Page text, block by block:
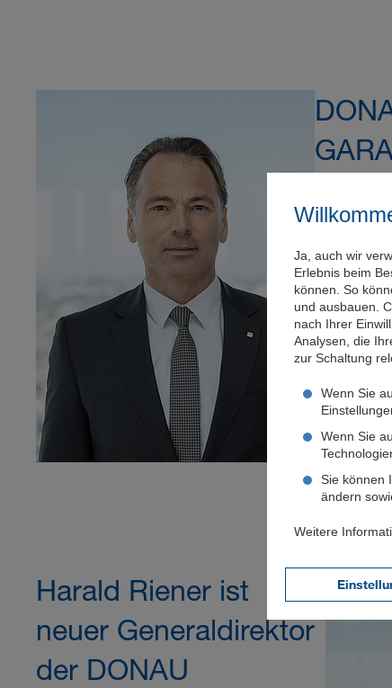
Ja, auch wir
Erlebnis beim
können. So
und ausbauen.
nach Ihrer
Analysen, die
zur Schaltung
Wenn Sie
Wenn Sie
Sie können
ändern
Weitere
Harald Riener ist
neuer Generaldirektor
der DONAU